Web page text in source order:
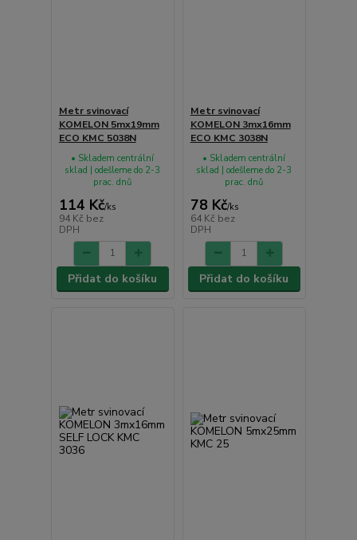
Metr svinovací
KOMELON 5mx19mm
ECO KMC 5038N
114 Kč/ks
94 Kč bez
DPH
• Skladem centrální
sklad | odešleme do 2-3
prac. dnů
Přidat do košíku
Metr svinovací
KOMELON 3mx16mm
ECO KMC 3038N
78 Kč/ks
64 Kč bez
DPH
• Skladem centrální
sklad | odešleme do 2-3
prac. dnů
Přidat do košíku